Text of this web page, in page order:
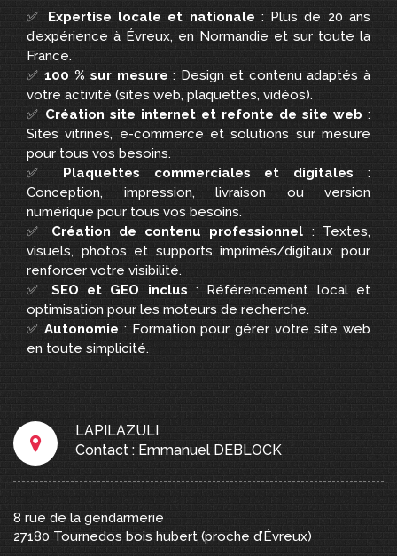
✅ Expertise locale et nationale : Plus de 20 ans
d’expérience à Évreux, en Normandie et sur toute la
France.
✅100 % sur mesure : Design et contenu adaptés à
votre activité (sites web, plaquettes, vidéos).
✅ Création site internet et refonte de site web :
Sites vitrines, e-commerce et solutions sur mesure
pour tous vos besoins.
✅ Plaquettes commerciales et digitales :
Conception, impression, livraison ou version
numérique pour tous vos besoins.
✅ Création de contenu professionnel : Textes,
visuels, photos et supports imprimés/digitaux pour
renforcer votre visibilité.
✅ SEO et GEO inclus : Référencement local et
optimisation pour les moteurs de recherche.
✅Autonomie : Formation pour gérer votre site web
en toute simplicité.
LAPILAZULI
Contact : Emmanuel DEBLOCK
8 rue de la gendarmerie
27180 Tournedos bois hubert (proche d’Évreux)